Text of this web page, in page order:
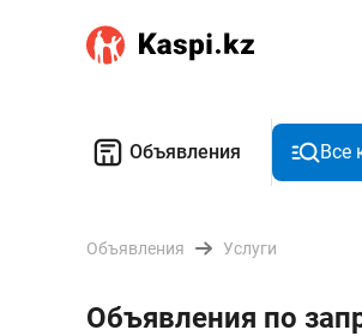
Объявления Все
Объявления Услуги
Объявления по